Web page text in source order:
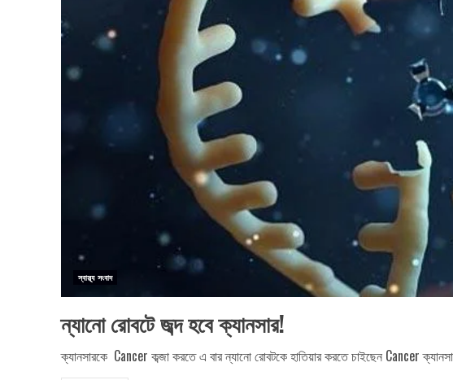
স্বাস্থ্য সংবাদ
ন্যানো রোবটে জব্দ হবে ক্যানসার!
ক্যানসারকে Cancer কব্জা করতে এ বার ন্যানো রোবটকে হাতিয়ার করতে চাইছেন Cancer